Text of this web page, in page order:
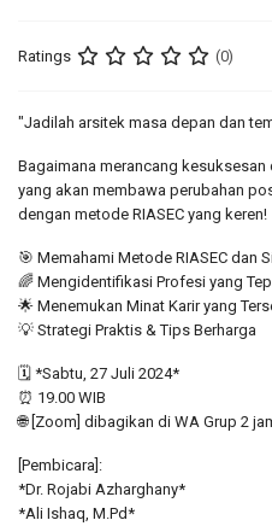
Ratings (0)
"Jadilah arsitek masa depan dan
Bagaimana merancang
yang akan membawa perubahan
dengan metode RIASEC yang keren!
🎯 Memahami Metode RIASEC dan
🌈 Mengidentifikasi Profesi yang
🌟 Menemukan Minat Karir yang
💡 Strategi Praktis & Tips Berharga
🗓️ *Sabtu, 27 Juli 2024*
⏰ 19.00 WIB
🌐 [Zoom] dibagikan di WA Grup 2
[Pembicara]:
*Dr. Rojabi Azharghany*
*Ali Ishaq, M.Pd*